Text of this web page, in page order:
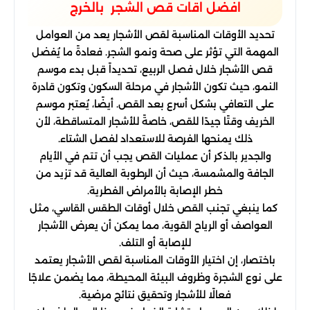
افضل اقات قص الشجر بالخرج
تحديد الأوقات المناسبة لقص الأشجار يعد من العوامل
المهمة التي تؤثر على صحة ونمو الشجر. فعادةً ما يُفضل
قص الأشجار خلال فصل الربيع، تحديداً قبل بدء موسم
النمو، حيث تكون الأشجار في مرحلة السكون وتكون قادرة
على التعافي بشكل أسرع بعد القص. أيضًا، يُعتبر موسم
الخريف وقتًا جيدًا للقص، خاصةً للأشجار المتساقطة، لأن
ذلك يمنحها الفرصة للاستعداد لفصل الشتاء.
والجدير بالذكر أن عمليات القص يجب أن تتم في الأيام
الجافة والمشمسة، حيث أن الرطوبة العالية قد تزيد من
خطر الإصابة بالأمراض الفطرية.
كما ينبغي تجنب القص خلال أوقات الطقس القاسي، مثل
العواصف أو الرياح القوية، مما يمكن أن يعرض الأشجار
للإصابة أو التلف.
باختصار، إن اختيار الأوقات المناسبة لقص الأشجار يعتمد
على نوع الشجرة وظروف البيئة المحيطة، مما يضمن علاجًا
فعالًا للأشجار وتحقيق نتائج مرضية.